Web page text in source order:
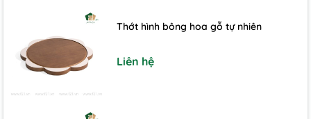
Thớt hình bông hoa gỗ tự nhiên
Liên hệ